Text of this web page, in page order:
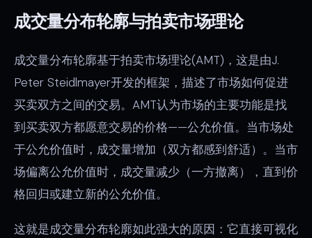
成交量分布轮廓与拍卖市场理论
成交量分布轮廓基于拍卖市场理论(AMT)，这是由J.
Peter Steidlmayer开发的框架，描述了市场如何促进
买卖双方之间的交易。AMT认为市场的主要功能是找
到买卖双方都愿意交易的价格——公允价值。当市场处
于公允价值时，成交量增加（双方都感到舒适）。当市
场偏离公允价值时，成交量减少（一方撤离），直到价
格回归或建立新的公允价值。
这就是成交量分布轮廓如此强大的原因：它直接可视化